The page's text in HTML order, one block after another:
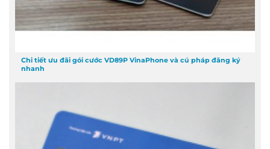
Chi tiết ưu đãi gói cước VD89P VinaPhone và cú pháp đăng ký
nhanh